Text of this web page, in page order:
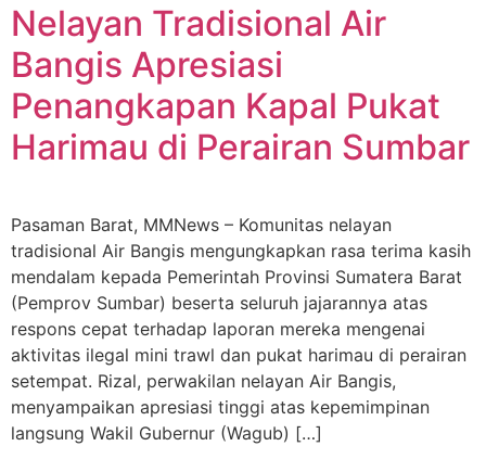
Nelayan Tradisional Air
Bangis Apresiasi
Penangkapan Kapal Pukat
Harimau di Perairan Sumbar
Pasaman Barat, MMNews – Komunitas nelayan
tradisional Air Bangis mengungkapkan rasa terima kasih
mendalam kepada Pemerintah Provinsi Sumatera Barat
(Pemprov Sumbar) beserta seluruh jajarannya atas
respons cepat terhadap laporan mereka mengenai
aktivitas ilegal mini trawl dan pukat harimau di perairan
setempat. Rizal, perwakilan nelayan Air Bangis,
menyampaikan apresiasi tinggi atas kepemimpinan
langsung Wakil Gubernur (Wagub) […]